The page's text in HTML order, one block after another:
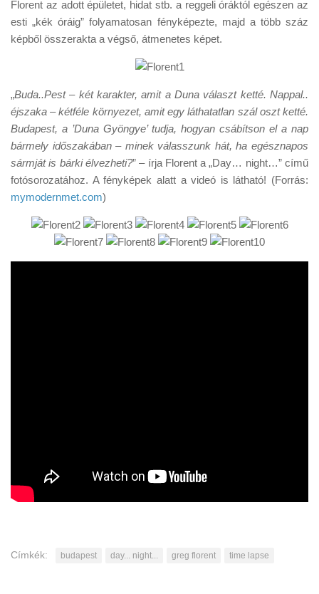
Helyszíni Riport
Florent az adott épületet, hidat stb. a reggeli óráktól egészen az
esti „kék óráig” folyamatosan fényképezte, majd a több száz
képből összerakta a végső, átmenetes képet.
„Buda..Pest – két karakter, amit a Duna választ ketté. Nappal..
éjszaka – kétféle környezet, amit egy láthatatlan szál oszt ketté.
Budapest, a ’Duna Gyöngye’ tudja, hogyan csábítson el a nap
bármely időszakában – minek válasszunk hát, ha egésznapos
sármját is bárki élvezheti?” – írja Florent a „Day… night…” című
fotósorozatához. A fényképek alatt a videó is látható! (Forrás:
mymodernmet.com)
Címkék: budapest day... night... greg florent time lapse